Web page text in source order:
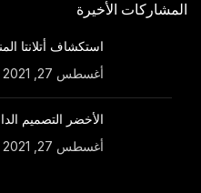
المشاركات الأخيرة
استكشاف أتلانتا
أغسطس 27, 2021
الأخضر التصميم
أغسطس 27, 2021